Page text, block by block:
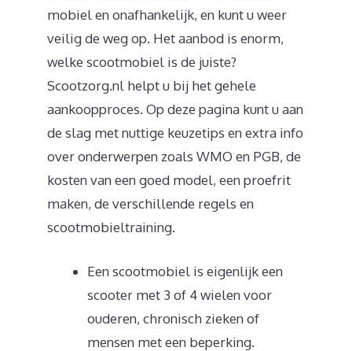
mobiel en onafhankelijk, en kunt u weer
veilig de weg op. Het aanbod is enorm,
welke scootmobiel is de juiste?
Scootzorg.nl helpt u bij het gehele
aankoopproces. Op deze pagina kunt u aan
de slag met nuttige keuzetips en extra info
over onderwerpen zoals WMO en PGB, de
kosten van een goed model, een proefrit
maken, de verschillende regels en
scootmobieltraining.
Een scootmobiel is eigenlijk een
scooter met 3 of 4 wielen voor
ouderen, chronisch zieken of
mensen met een beperking.